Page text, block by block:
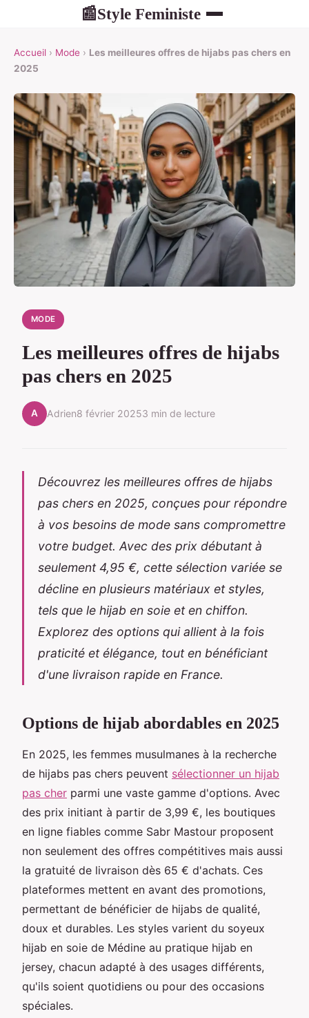
📰Style Feministe
Accueil › Mode › Les meilleures offres de hijabs pas chers en
2025
MODE
Les meilleures offres de hijabs
pas chers en 2025
A Adrien8 février 20253 min de lecture
Découvrez les meilleures offres de hijabs
pas chers en 2025, conçues pour répondre
à vos besoins de mode sans compromettre
votre budget. Avec des prix débutant à
seulement 4,95 €, cette sélection variée se
décline en plusieurs matériaux et styles,
tels que le hijab en soie et en chiffon.
Explorez des options qui allient à la fois
praticité et élégance, tout en bénéficiant
d'une livraison rapide en France.
Options de hijab abordables en 2025
En 2025, les femmes musulmanes à la recherche
de hijabs pas chers peuvent sélectionner un hijab
pas cher parmi une vaste gamme d'options. Avec
des prix initiant à partir de 3,99 €, les boutiques
en ligne fiables comme Sabr Mastour proposent
non seulement des offres compétitives mais aussi
la gratuité de livraison dès 65 € d'achats. Ces
plateformes mettent en avant des promotions,
permettant de bénéficier de hijabs de qualité,
doux et durables. Les styles varient du soyeux
hijab en soie de Médine au pratique hijab en
jersey, chacun adapté à des usages différents,
qu'ils soient quotidiens ou pour des occasions
spéciales.